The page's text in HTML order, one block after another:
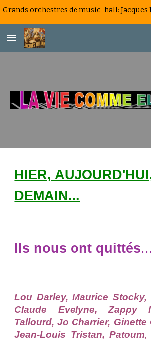
HIER,
DEMAIN...
Ils nous ont quittés...
Lou Darley,Maurice Stocky,
Claude Evelyne, Zappy
Tallourd,Jo Charrier, Ginette
Jean-Louis Tristan, Patoum